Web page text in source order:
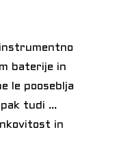
instrumentno
baterije in
le pooseblja
tudi ...
in